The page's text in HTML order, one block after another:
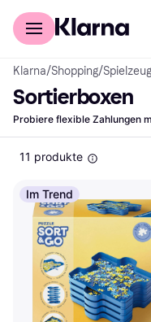
Für Shopper
Klarna/Shopping/
Sortierboxen
Probiere flexible Zahlungen
11 produkte
Im Trend